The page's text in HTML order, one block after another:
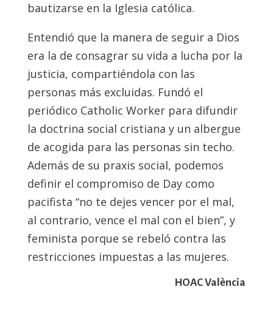
bautizarse en la Iglesia católica.
Entendió que la manera de seguir a Dios
era la de consagrar su vida a lucha por la
justicia, compartiéndola con las
personas más excluidas. Fundó el
periódico Catholic Worker para difundir
la doctrina social cristiana y un albergue
de acogida para las personas sin techo.
Además de su praxis social, podemos
definir el compromiso de Day como
pacifista “no te dejes vencer por el mal,
al contrario, vence el mal con el bien”, y
feminista porque se rebeló contra las
restricciones impuestas a las mujeres.
HOAC València